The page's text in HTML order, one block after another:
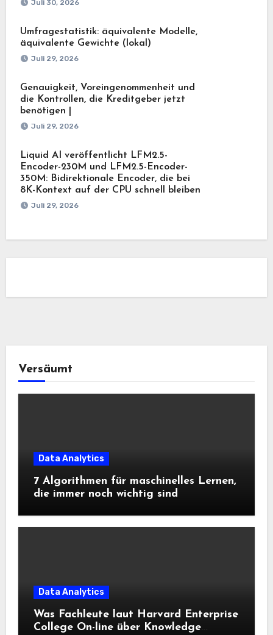
Juli 30, 2026
Umfragestatistik: äquivalente Modelle,
äquivalente Gewichte (lokal)
Juli 29, 2026
Genauigkeit, Voreingenommenheit und
die Kontrollen, die Kreditgeber jetzt
benötigen |
Juli 29, 2026
Liquid AI veröffentlicht LFM2.5-
Encoder-230M und LFM2.5-Encoder-
350M: Bidirektionale Encoder, die bei
8K-Kontext auf der CPU schnell bleiben
Juli 29, 2026
Versäumt
Data Analytics
7 Algorithmen für maschinelles Lernen,
die immer noch wichtig sind
Data Analytics
Was Fachleute laut Harvard Enterprise
College On-line über Knowledge